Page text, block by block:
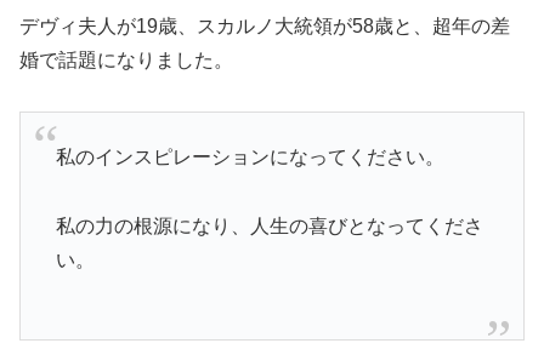
デヴィ夫人が19歳、スカルノ大統領が58歳と、超年の差
婚で話題になりました。
私のインスピレーションになってください。
私の力の根源になり、人生の喜びとなってくださ
い。